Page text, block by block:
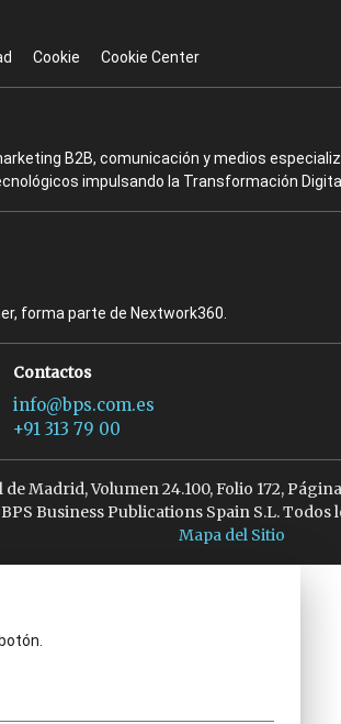
Cookie Cookie Center
B2B, comunicación y medios
impulsando la Transformación
forma parte de Nextwork360.
Contactos
info@bps.com.es
+91 313 79 00
Madrid, Volumen 24.100, Folio 172,
Business Publications Spain S.L. Todos
Mapa del Sitio